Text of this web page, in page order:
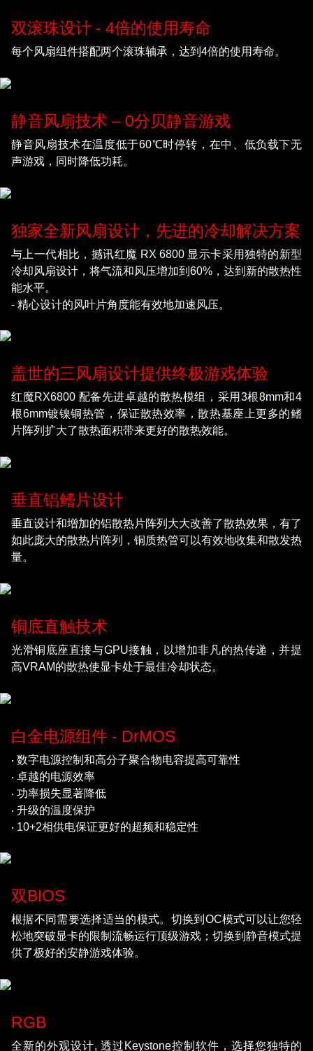
双滚珠设计 - 4倍的使用寿命
每个风扇组件搭配两个滚珠轴承，达到4倍的使用寿命。
静音风扇技术 – 0分贝静音游戏
静音风扇技术在温度低于60℃时停转，在中、低负载下无
声游戏，同时降低功耗。
独家全新风扇设计，先进的冷却解决方案
与上一代相比，撼讯红魔 RX 6800 显示卡采用独特的新型
冷却风扇设计，将气流和风压增加到60%，达到新的散热性
能水平。
- 精心设计的风叶片角度能有效地加速风压。
盖世的三风扇设计提供终极游戏体验
红魔RX6800 配备先进卓越的散热模组，采用3根8mm和4
根6mm镀镍铜热管，保证散热效率，散热基座上更多的鳍
片阵列扩大了散热面积带来更好的散热效能。
垂直铝鳍片设计
垂直设计和增加的铝散热片阵列大大改善了散热效果，有了
如此庞大的散热片阵列，铜质热管可以有效地收集和散发热
量。
铜底直触技术
光滑铜底座直接与GPU接触，以增加非凡的热传递，并提
高VRAM的散热使显卡处于最佳冷却状态。
白金电源组件 - DrMOS
‧ 数字电源控制和高分子聚合物电容提高可靠性
‧ 卓越的电源效率
‧ 功率损失显著降低
‧ 升级的温度保护
‧ 10+2相供电保证更好的超频和稳定性
双BIOS
根据不同需要选择适当的模式。切换到OC模式可以让您轻
松地突破显卡的限制流畅运行顶级游戏；切换到静音模式提
供了极好的安静游戏体验。
RGB
全新的外观设计, 透过Keystone控制软件，选择您独特的